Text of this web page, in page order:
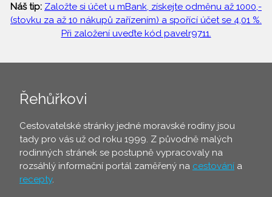
Náš tip: Založte si účet u mBank, získejte odměnu až 1000,-
(stovku za až 10 nákupů zařízením) a spořící účet se 4,01 %.
Při založení uveďte kód pavelr9711.
Řehůřkovi
Cestovatelské stránky jedné moravské rodiny jsou
tady pro vás už od roku 1999. Z původně malých
rodinných stránek se postupně vypracovaly na
rozsáhlý informační portál zaměřený na cestování a
recepty.